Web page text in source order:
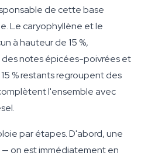
de cette base
Le caryophyllène et le
à hauteur de 15 %,
notes épicées-poivrées et
% restants regroupent des
l'ensemble avec
par étapes. D'abord, une
on est immédiatement en